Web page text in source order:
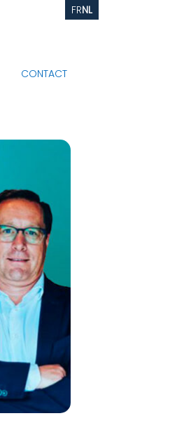
CONTACT
FRNL